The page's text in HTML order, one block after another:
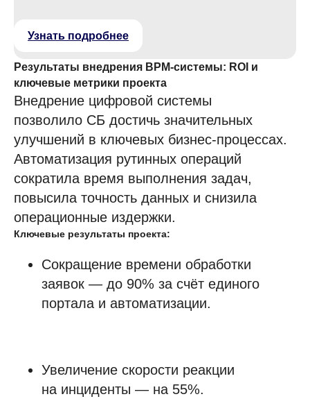
Узнать подробнее
Результаты внедрения BPM-системы: ROI и
ключевые метрики проекта
Внедрение цифровой системы
позволило СБ достичь значительных
улучшений в ключевых бизнес-процессах.
Автоматизация рутинных операций
сократила время выполнения задач,
повысила точность данных и снизила
операционные издержки.
Ключевые результаты проекта:
Сокращение времени обработки
заявок — до 90% за счёт единого
портала и автоматизации.
Увеличение скорости реакции
на инциденты — на 55%.
Консалтинг
Строительство и недвижимость
Страхование
Фарминдустрия
Производственные компании
IT-компании
Розничная торговля
Госсектор
Образование
Кейсы и решения
Холдинги